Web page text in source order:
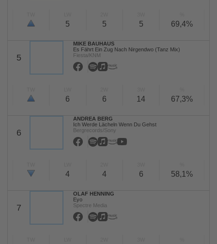
5 5 5 69,4%
5
MIKE BAUHAUS
Es Fährt Ein Zug Nach Nirgendwo (Tanz Mix)
Fiesta/KNM
6 6 14 67,3%
6
ANDREA BERG
Ich Werde Lächeln Wenn Du Gehst
Bergrecords/Sony
4 4 6 58,1%
7
OLAF HENNING
Eyo
Spectre Media